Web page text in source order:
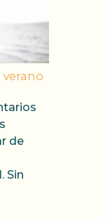
de
Sin